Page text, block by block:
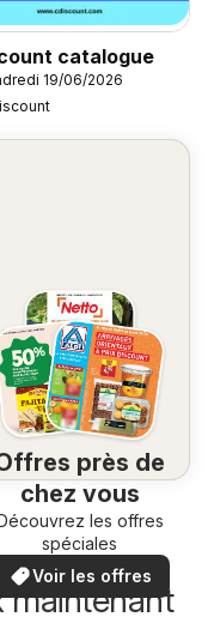
catalogue
19/06/2026
près de
chez vous
les offres
spéciales
Voir les offres
pouvez
maintenant